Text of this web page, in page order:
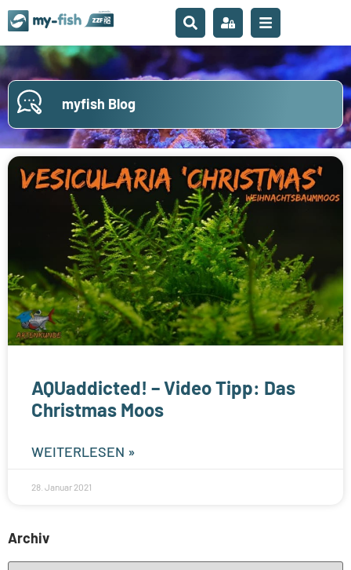
myfish Blog
AQUaddicted! – Video Tipp: Das
Christmas Moos
WEITERLESEN »
28. Januar 2021
Archiv